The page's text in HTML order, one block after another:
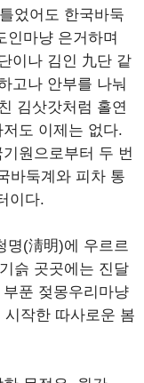
었어도 한국바둑
인마냥 은거하며
이나 김인 九단 같
고나 안부를 나눠
김삿갓처럼 홀연
도 이제는 없다.
원으로부터 두 번
바둑계와 피차 통
이다.
명(淸明)에 우르르
슭 곳곳에는 진달
푼 젖몽우리마냥
작한 따사로운 봄